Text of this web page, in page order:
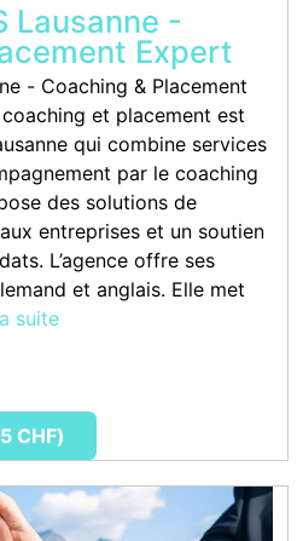
Lausanne -
Expert
- Coaching & Placement
coaching et placement est
qui combine services
par le coaching
des solutions de
entreprises et un soutien
L’agence offre ses
et anglais. Elle met
suite
CHF)